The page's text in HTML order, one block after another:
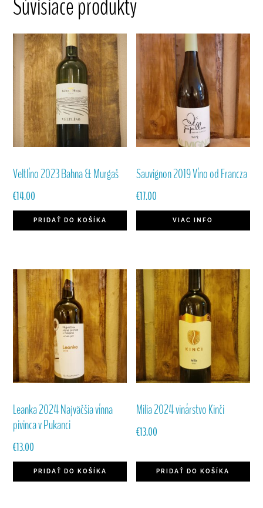
Súvisiace produkty
Veltlíno 2023 Bahna & Murgaš
€14.00
PRIDAŤ DO KOŠÍKA
Sauvignon 2019 Víno od Francza
€17.00
VIAC INFO
Leanka 2024 Najväčšia vínna
pivinca v Pukanci
€13.00
PRIDAŤ DO KOŠÍKA
Milia 2024 vinárstvo Kinči
€13.00
PRIDAŤ DO KOŠÍKA